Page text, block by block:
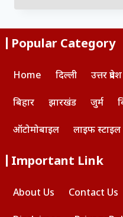
Popular Category
Home दिल्ली उत्तर प्रदेश
बिहार झारखंड जुर्म
ऑटोमोबाइल लाइफ स्टाइल
Important Link
About Us Contact Us